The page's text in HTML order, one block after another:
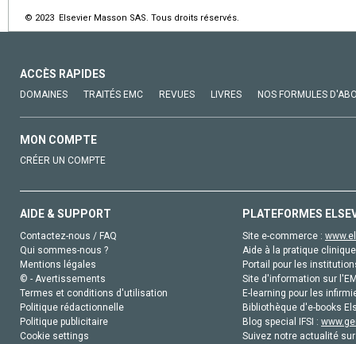
© 2023 Elsevier Masson SAS. Tous droits réservés.
ACCÈS RAPIDES
DOMAINES TRAITÉS EMC REVUES LIVRES NOS FORMULES
MON COMPTE
CRÉER UN COMPTE
AIDE & SUPPORT
Contactez-nous / FAQ
Qui sommes-nous ?
Mentions légales
© - Avertissements
Termes et conditions d'utilisation
Politique rédactionnelle
Politique publicitaire
Cookie settings
PLATEFORMES
Site e-commerce :
Aide à la pratique
Portail pour les
Site d'information sur
E-learning pour les
Bibliothèque d'e-books
Blog special IFSI :
Suivez notre actualité